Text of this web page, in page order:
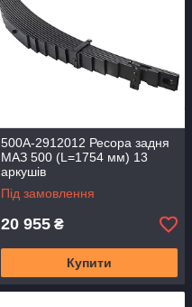
500А-2912012 Ресора задня
МАЗ 500 (L=1754 мм) 13
аркушів
Під замовлення
20 955 ₴
Купити